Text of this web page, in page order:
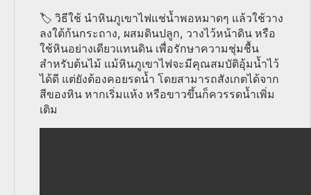
🏷️ วิธีใช้ นำหินภูเขาไฟแช่น้ำพอหมาดๆ แล้วใช้วาง
ลงใต้ก้นกระถาง, ผสมดินปลูก, วางไว้หน้าดิน หรือ
ใช้หินอย่างเดียวแทนดิน เพื่อรักษาความชุ่มชื้น
สำหรับต้นไม้ แม้หินภูเขาไฟจะมีคุณสมบัติอุ้มน้ำไว้
ได้ดี แต่ยังต้องคอยรดน้ำ โดยสามารถสังเกตได้จาก
สีของหิน หากเริ่มแห้ง หรือขาวขึ้นก็ควรรดน้ำเพิ่ม
เติม